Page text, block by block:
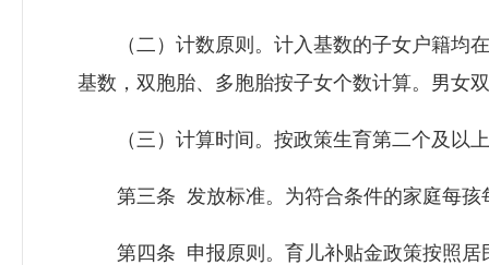
（二）计数原则。计入基数的子女户籍均在
基数，双胞胎、多胞胎按子女个数计算。男女
（三）计算时间。按政策生育第二个及以上
第三条 发放标准。为符合条件的家庭每孩
第四条 申报原则。育儿补贴金政策按照居